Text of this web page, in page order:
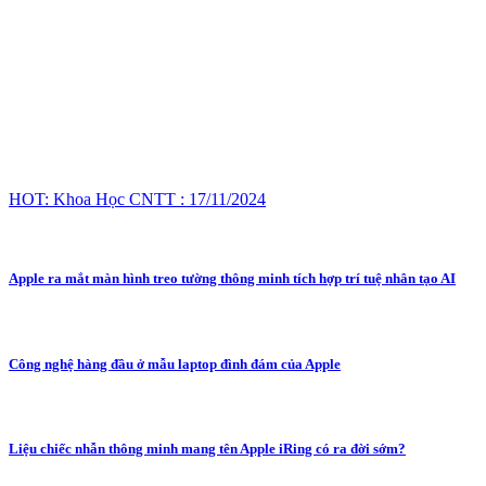
HOT: Khoa Học CNTT : 17/11/2024
Apple ra mắt màn hình treo tường thông minh tích hợp trí tuệ nhân tạo AI
Công nghệ hàng đầu ở mẫu laptop đình đám của Apple
Liệu chiếc nhẫn thông minh mang tên Apple iRing có ra đời sớm?